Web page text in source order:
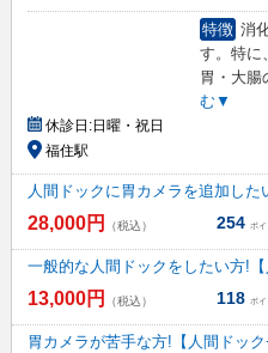
特徴 消
す。特に
胃・大腸
む▼
休診日:日曜・祝日
福住駅
人間ドックに胃カメラを追加した
28,000円 （税込） 254 ポイ
一般的な人間ドックをしたい方!【
13,000円 （税込） 118 ポイ
胃カメラが苦手な方!【人間ドック